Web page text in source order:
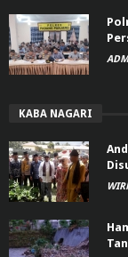
KABA NAGARI